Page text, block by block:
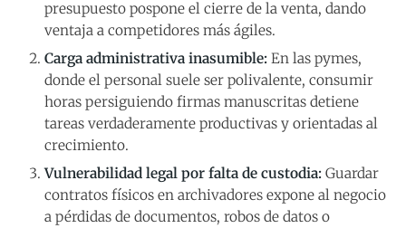
presupuesto pospone el cierre de la venta, dando
ventaja a competidores más ágiles.
Carga administrativa inasumible: En las pymes,
donde el personal suele ser polivalente, consumir
horas persiguiendo firmas manuscritas detiene
tareas verdaderamente productivas y orientadas al
crecimiento.
Vulnerabilidad legal por falta de custodia: Guardar
contratos físicos en archivadores expone al negocio
a pérdidas de documentos, robos de datos o